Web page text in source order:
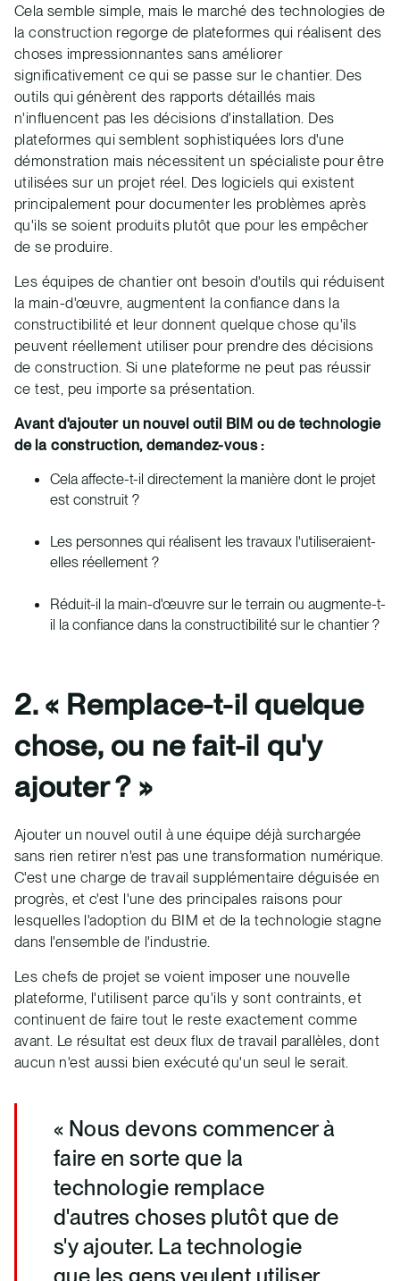
Cela semble simple, mais le marché des technologies de
la construction regorge de plateformes qui réalisent des
choses impressionnantes sans améliorer
significativement ce qui se passe sur le chantier. Des
outils qui génèrent des rapports détaillés mais
n'influencent pas les décisions d'installation. Des
plateformes qui semblent sophistiquées lors d'une
démonstration mais nécessitent un spécialiste pour être
utilisées sur un projet réel. Des logiciels qui existent
principalement pour documenter les problèmes après
qu'ils se soient produits plutôt que pour les empêcher
de se produire.
Les équipes de chantier ont besoin d'outils qui réduisent
la main-d'œuvre, augmentent la confiance dans la
constructibilité et leur donnent quelque chose qu'ils
peuvent réellement utiliser pour prendre des décisions
de construction. Si une plateforme ne peut pas réussir
ce test, peu importe sa présentation.
Avant d'ajouter un nouvel outil BIM ou de technologie
de la construction, demandez-vous :
Cela affecte-t-il directement la manière dont le projet
est construit ?
Les personnes qui réalisent les travaux l'utiliseraient-
elles réellement ?
Réduit-il la main-d'œuvre sur le terrain ou augmente-t-
il la confiance dans la constructibilité sur le chantier ?
2. « Remplace-t-il quelque
chose, ou ne fait-il qu'y
ajouter ? »
Ajouter un nouvel outil à une équipe déjà surchargée
sans rien retirer n'est pas une transformation numérique.
C'est une charge de travail supplémentaire déguisée en
progrès, et c'est l'une des principales raisons pour
lesquelles l'adoption du BIM et de la technologie stagne
dans l'ensemble de l'industrie.
Les chefs de projet se voient imposer une nouvelle
plateforme, l'utilisent parce qu'ils y sont contraints, et
continuent de faire tout le reste exactement comme
avant. Le résultat est deux flux de travail parallèles, dont
aucun n'est aussi bien exécuté qu'un seul le serait.
« Nous devons commencer à
faire en sorte que la
technologie remplace
d'autres choses plutôt que de
s'y ajouter. La technologie
que les gens veulent utiliser